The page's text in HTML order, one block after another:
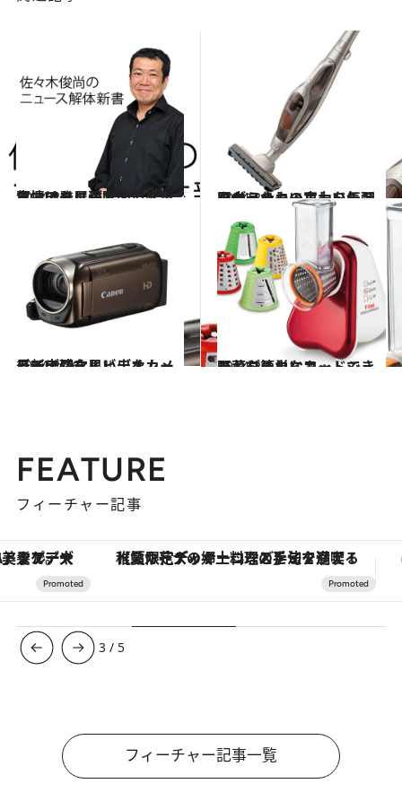
2014.2.7
ママチャリが欧米で人気。でも、日本の自転車事情は発展途上！
ライフスタイル 2014.3.5
国内メーカーらしい気配りがうれしいコードレスクリーナーの実力をチェック
ライフスタイル
2014.2.16
最新デジタルビデオカメラで大切な思い出をムービーに残す
ライフスタイル 2014.2.1
野菜を簡単にカットできるおしゃれなフードシュレッダー
ライフスタイル
FEATURE
フィーチャー記事
【夏限定ディナーコース】旬を迎える稚鮎や花ズッキーニなどをイタリア・トスカーナの郷土料理の手法で満喫！
3 / 5
フィーチャー記事一覧